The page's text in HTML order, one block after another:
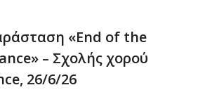
«End of the
– Σχολής χορού
26/6/26